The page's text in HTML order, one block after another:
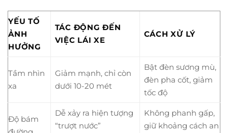
YẾU TỐ
ẢNH
HƯỞNG
TÁC ĐỘNG ĐẾN
VIỆC LÁI XE
CÁCH XỬ LÝ
Tầm nhìn
xa
Giảm mạnh, chỉ còn
dưới 10-20 mét
Bật đèn sương mù,
đèn pha cốt, giảm
tốc độ
Độ bám
Dễ xảy ra hiện tượng
“trượt nước”
Không phanh gấp,
giữ khoảng cách an